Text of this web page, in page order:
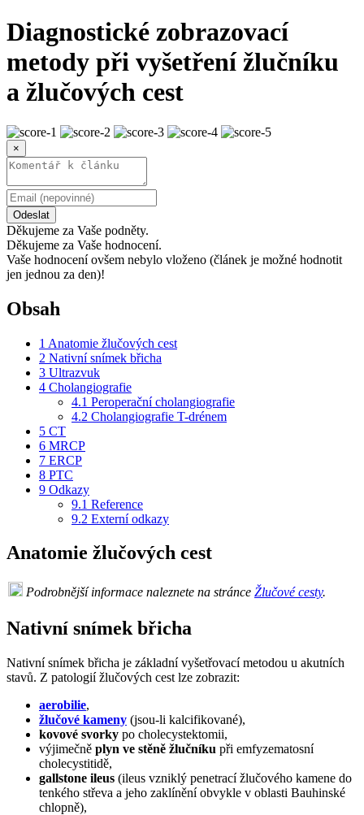
Diagnostické zobrazovací
metody při vyšetření žlučníku
a žlučových cest
×
Odeslat
Děkujeme za Vaše podněty.
Děkujeme za Vaše hodnocení.
Vaše hodnocení ovšem nebylo vloženo (článek je možné hodnotit
jen jednou za den)!
Obsah
1 Anatomie žlučových cest
2 Nativní snímek břicha
3 Ultrazvuk
4 Cholangiografie
4.1 Peroperační cholangiografie
4.2 Cholangiografie T-drénem
5 CT
6 MRCP
7 ERCP
8 PTC
9 Odkazy
9.1 Reference
9.2 Externí odkazy
Anatomie žlučových cest
Podrobnější informace naleznete na stránce Žlučové cesty.
Nativní snímek břicha
Nativní snímek břicha je základní vyšetřovací metodou u akutních
stavů. Z patologií žlučových cest lze zobrazit:
aerobilie,
žlučové kameny (jsou-li kalcifikované),
kovové svorky po cholecystektomii,
výjimečně plyn ve stěně žlučníku při emfyzematosní
cholecystitidě,
gallstone ileus (ileus vzniklý penetrací žlučového kamene do
tenkého střeva a jeho zaklínění obvykle v oblasti Bauhinské
chlopně),